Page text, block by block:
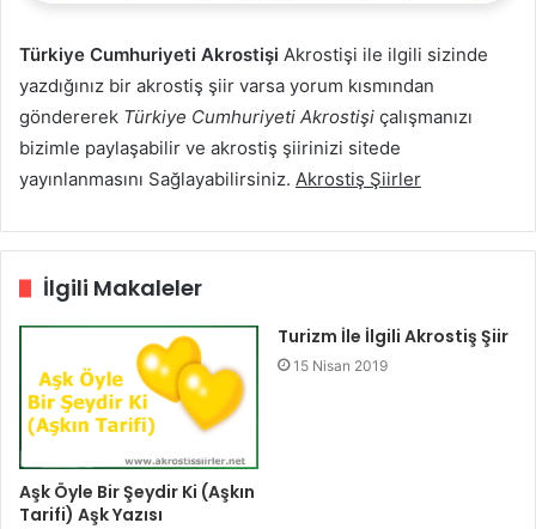
Türkiye Cumhuriyeti Akrostişi Akrostişi ile ilgili sizinde
yazdığınız bir akrostiş şiir varsa yorum kısmından
göndererek Türkiye Cumhuriyeti Akrostişi çalışmanızı
bizimle paylaşabilir ve akrostiş şiirinizi sitede
yayınlanmasını Sağlayabilirsiniz. Akrostiş Şiirler
İlgili Makaleler
Aşk Öyle Bir Şeydir Ki (Aşkın
Tarifi) Aşk Yazısı
Turizm İle İlgili Akrostiş Şiir
15 Nisan 2019